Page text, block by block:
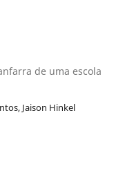
de uma escola
Jaison Hinkel